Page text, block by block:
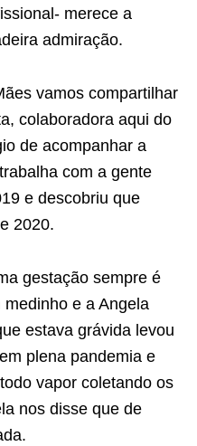
merece a
admiração.
vamos compartilhar
colaboradora aqui do
de acompanhar a
com a gente
e descobriu que
2020.
gestação sempre é
e a Angela
estava grávida levou
plena pandemia e
vapor coletando os
nos disse que de